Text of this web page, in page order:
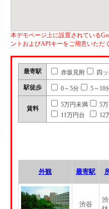
本デモページ上に設置されている
ントおよびAPIキーをご用意いただ
最寄駅 赤坂見附 四
駅徒歩 0～5分 5～10
賃料
5万円未満
5
11万円台
12
外観 最寄駅
渋谷